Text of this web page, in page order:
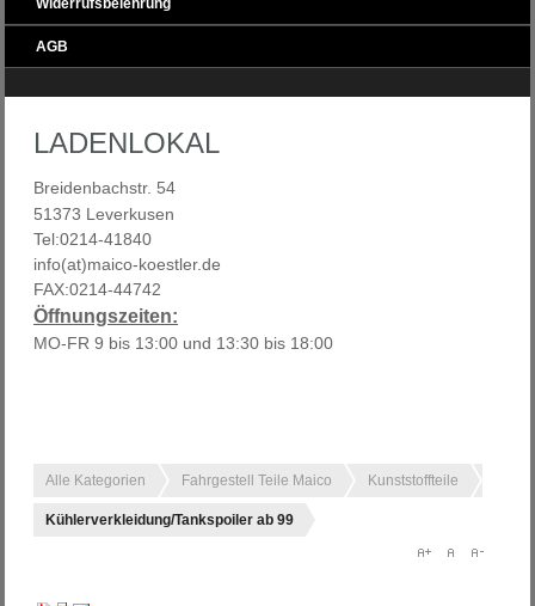
Widerrufsbelehrung
AGB
LADENLOKAL
Breidenbachstr. 54
51373 Leverkusen
Tel:0214-41840
info(at)maico-koestler.de
FAX:0214-44742
Öffnungszeiten:
MO-FR 9 bis 13:00 und 13:30 bis 18:00
Alle Kategorien Fahrgestell Teile Maico Kunststoffteile
Kühlerverkleidung/Tankspoiler ab 99